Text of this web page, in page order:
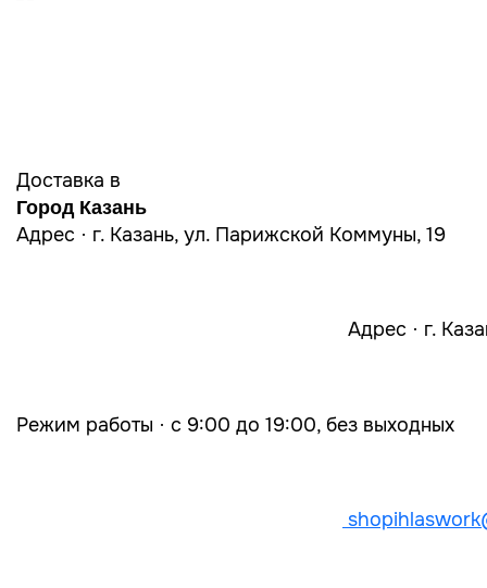
Доставка в
Город Казань
Адрес · г. Казань, ул. Парижской Коммуны, 19
Адрес · г.
Режим работы · с 9:00 до 19:00, без выходных